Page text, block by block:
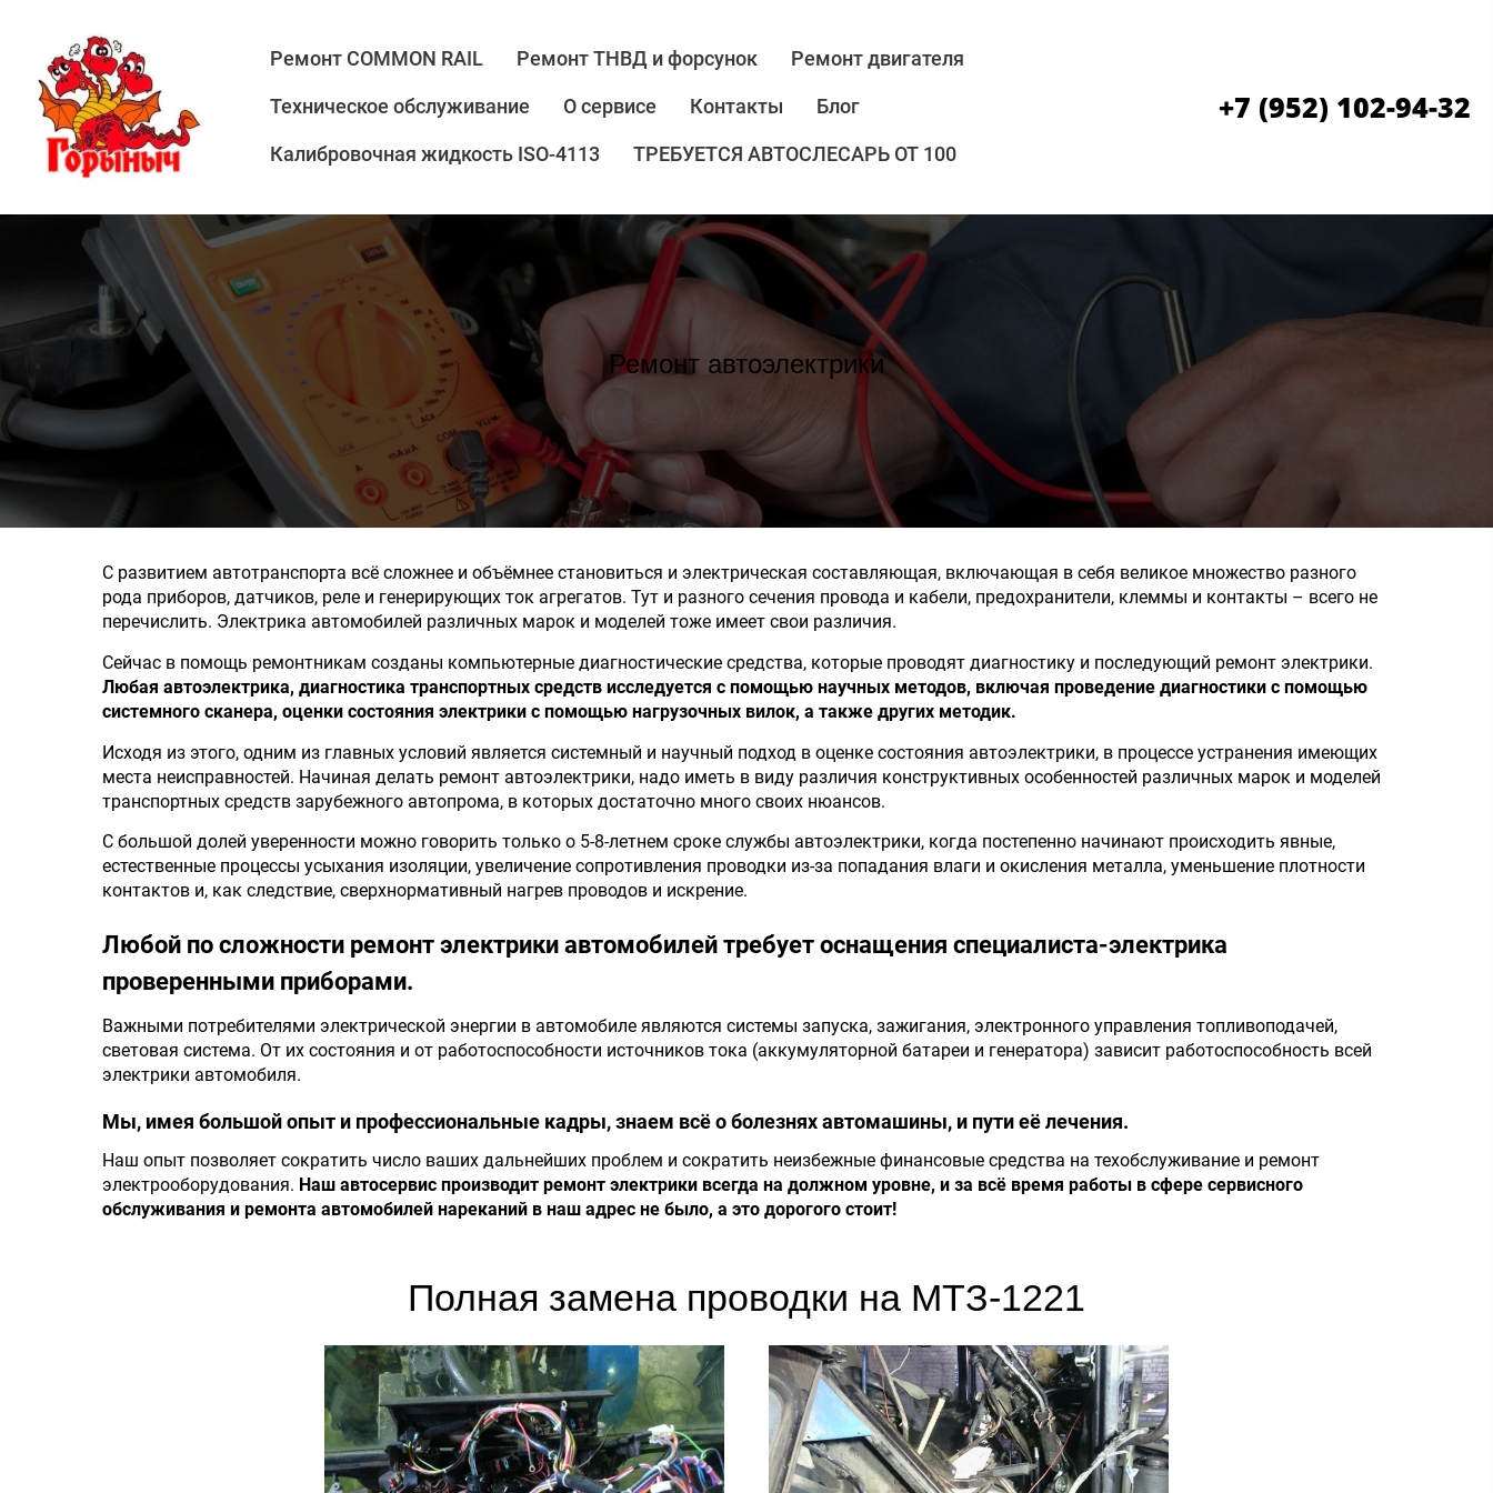
Ремонт COMMON RAIL Ремонт ТНВД и форсунок Ремонт двигателя
Техническое обслуживание О сервисе Контакты Блог
Калибровочная жидкость ISO-4113 ТРЕБУЕТСЯ АВТОСЛЕСАРЬ ОТ 100
+7 (952) 102-94-32
Ремонт автоэлектрики
С развитием автотранспорта всё сложнее и объёмнее становиться и электрическая составляющая, включающая в себя великое множество разного
рода приборов, датчиков, реле и генерирующих ток агрегатов. Тут и разного сечения провода и кабели, предохранители, клеммы и контакты – всего не
перечислить. Электрика автомобилей различных марок и моделей тоже имеет свои различия.
Сейчас в помощь ремонтникам созданы компьютерные диагностические средства, которые проводят диагностику и последующий ремонт электрики.
Любая автоэлектрика, диагностика транспортных средств исследуется с помощью научных методов, включая проведение диагностики с помощью
системного сканера, оценки состояния электрики с помощью нагрузочных вилок, а также других методик.
Исходя из этого, одним из главных условий является системный и научный подход в оценке состояния автоэлектрики, в процессе устранения имеющих
места неисправностей. Начиная делать ремонт автоэлектрики, надо иметь в виду различия конструктивных особенностей различных марок и моделей
транспортных средств зарубежного автопрома, в которых достаточно много своих нюансов.
С большой долей уверенности можно говорить только о 5-8-летнем сроке службы автоэлектрики, когда постепенно начинают происходить явные,
естественные процессы усыхания изоляции, увеличение сопротивления проводки из-за попадания влаги и окисления металла, уменьшение плотности
контактов и, как следствие, сверхнормативный нагрев проводов и искрение.
Любой по сложности ремонт электрики автомобилей требует оснащения специалиста-электрика
проверенными приборами.
Важными потребителями электрической энергии в автомобиле являются системы запуска, зажигания, электронного управления топливоподачей,
световая система. От их состояния и от работоспособности источников тока (аккумуляторной батареи и генератора) зависит работоспособность всей
электрики автомобиля.
Мы, имея большой опыт и профессиональные кадры, знаем всё о болезнях автомашины, и пути её лечения.
Наш опыт позволяет сократить число ваших дальнейших проблем и сократить неизбежные финансовые средства на техобслуживание и ремонт
электрооборудования. Наш автосервис производит ремонт электрики всегда на должном уровне, и за всё время работы в сфере сервисного
обслуживания и ремонта автомобилей нареканий в наш адрес не было, а это дорогого стоит!
Полная замена проводки на МТЗ-1221